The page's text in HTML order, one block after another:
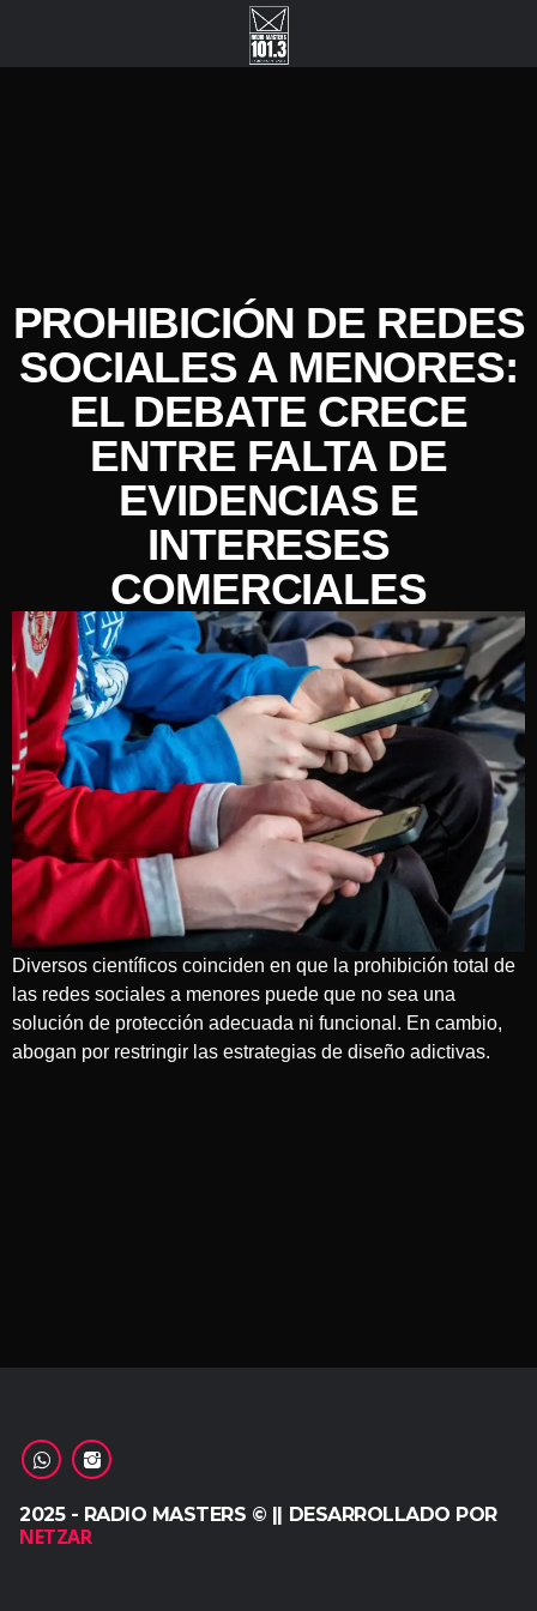
PROHIBICIÓN DE REDES
SOCIALES A MENORES:
EL DEBATE CRECE
ENTRE FALTA DE
EVIDENCIAS E
INTERESES
COMERCIALES
Diversos científicos coinciden en que la prohibición total de
las redes sociales a menores puede que no sea una
solución de protección adecuada ni funcional. En cambio,
abogan por restringir las estrategias de diseño adictivas.
2025 - RADIO MASTERS © || DESARROLLADO POR
NETZAR